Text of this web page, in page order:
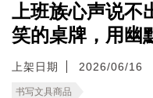
上班族心声说不
笑的桌牌，用幽
上架日期 2026/06/16
书写文具商品